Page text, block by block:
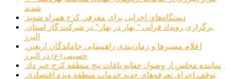
شدند
دستگاه‌های اجرایی برای معرفی کرج همراه شوند
البرز
حسینی (ع) در البرز
نماینده مجلس از وصول حقابه باغات پنج منطقه کرج خبر داد